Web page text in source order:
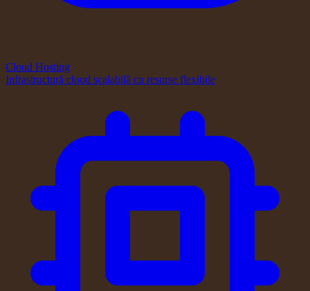
Cloud Hosting
Infrastructură cloud scalabilă cu resurse flexibile